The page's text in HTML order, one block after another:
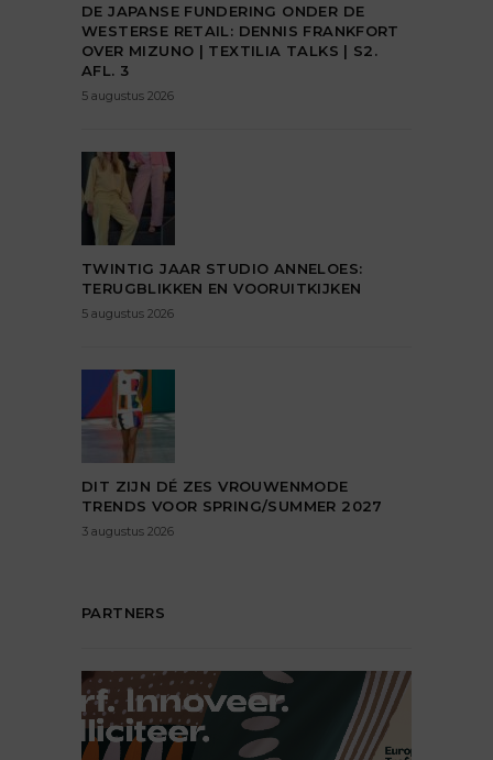
DE JAPANSE FUNDERING ONDER DE
WESTERSE RETAIL: DENNIS FRANKFORT
OVER MIZUNO | TEXTILIA TALKS | S2.
AFL. 3
5 augustus 2026
TWINTIG JAAR STUDIO ANNELOES:
TERUGBLIKKEN EN VOORUITKIJKEN
5 augustus 2026
DIT ZIJN DÉ ZES VROUWENMODE
TRENDS VOOR SPRING/SUMMER 2027
3 augustus 2026
PARTNERS